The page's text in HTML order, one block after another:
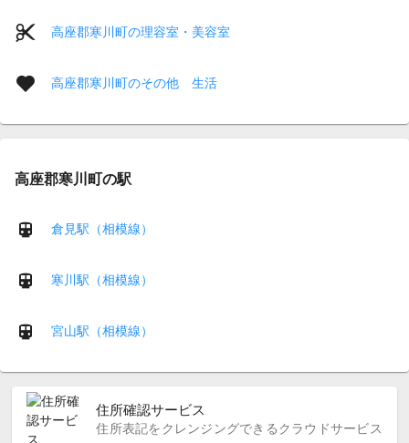
高座郡寒川町の理容室・美容室
高座郡寒川町のその他 生活
高座郡寒川町の駅
倉見駅（相模線）
寒川駅（相模線）
宮山駅（相模線）
住所確認サービス
住所表記をクレンジングできるクラウドサービス